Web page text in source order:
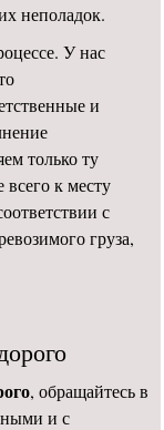
неполадок.
У нас
и
только ту
всего к месту
с
груза,
, обращайтесь в
и с